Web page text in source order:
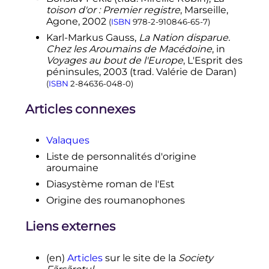
↑Gustav Weigand (en), Ovid
Densușianu, Sextil Pușcariu,
Constantin Alexandru Rosetti.
↑Theodor Capidan, Takis Papahagi,
et la plupart des linguistes grecs.
↑Des toponymes comme
Vlacho-Kerasiaaux sources de
l’Eurote, se trouvent en
Mantinée sur la carte
travaux sur les migrations dans les
Balkans d’Astérios Koukoudis,
The Vlachs
Diaspora, éd. Zitros, Thessalonique
2003,(ISBN9789607760869) ; de Fr.
Miklosich,
Über die
Wanderungen der Rumänen
les migrations des Roumains
Feraru,(ro) Vlahii din Peninsula
Balcanică în lumina izvoarelor
toison d'or : Premier registre, Marseille,
Agone, 2002 (ISBN 978-2-910846-65-7)
Karl-Markus Gauss, La Nation disparue.
Chez les Aroumains de Macédoine, in
Voyages au bout de l'Europe, L'Esprit des
péninsules, 2003 (trad. Valérie de Daran)
(ISBN 2-84636-048-0)
Articles connexes
Valaques
Liste de personnalités d'origine
aroumaine
Diasystème roman de l'Est
Origine des roumanophones
Liens externes
(en) Articlessur le site de la Society